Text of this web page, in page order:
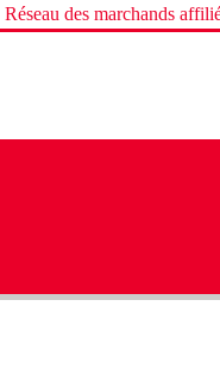
Réseau des marchands